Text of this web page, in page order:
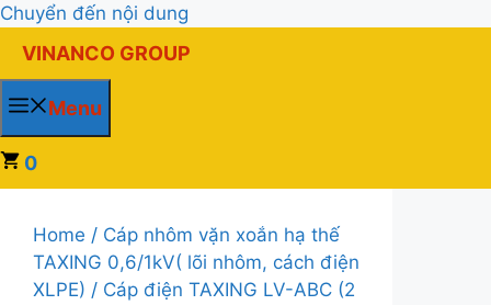
Chuyển đến nội dung
VINANCO GROUP
Menu
0
Home / Cáp nhôm vặn xoắn hạ thế
TAXING 0,6/1kV( lõi nhôm, cách điện
XLPE) / Cáp điện TAXING LV-ABC (2